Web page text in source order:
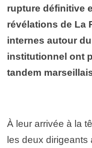
rupture définitive
révélations de La
internes autour
institutionnel ont
tandem
À leur arrivée à la
les deux